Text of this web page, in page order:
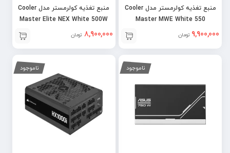
منبع تغذیه کولرمستر مدل Cooler
Master MWE White 550
9,900,000 تومان
منبع تغذیه کولرمستر مدل Cooler
Master Elite NEX White 500W
8,900,000 تومان
ناموجود ناموجود